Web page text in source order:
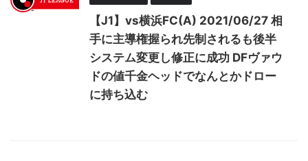
【J1】vs横浜FC(A) 2021/06/27 相
手に主導権握られ先制されるも後半
システム変更し修正に成功 DFヴァウ
ドの値千金ヘッドでなんとかドロー
に持ち込む